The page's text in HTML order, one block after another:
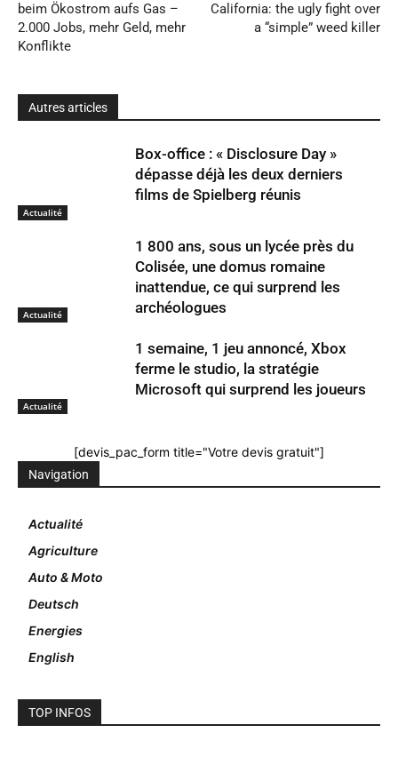
beim Ökostrom aufs Gas –
2.000 Jobs, mehr Geld, mehr
Konflikte
California: the ugly fight over
a “simple” weed killer
Autres articles
Actualité
Box-office : « Disclosure Day »
dépasse déjà les deux derniers
films de Spielberg réunis
Actualité
1 800 ans, sous un lycée près du
Colisée, une domus romaine
inattendue, ce qui surprend les
archéologues
Actualité
1 semaine, 1 jeu annoncé, Xbox
ferme le studio, la stratégie
Microsoft qui surprend les joueurs
[devis_pac_form title="Votre devis gratuit"]
Navigation
Actualité
Agriculture
Auto & Moto
Deutsch
Energies
English
TOP INFOS